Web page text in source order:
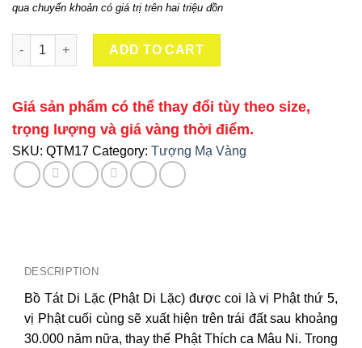
qua chuyển khoản có giá trị trên hai triệu đồn
Tượng Phật Di Lặc Mạ Vàng quantity
ADD TO CART
Giá sản phẩm có thể thay đổi tùy theo size,
trọng lượng và giá vàng thời điểm.
SKU: QTM17 Category: Tượng Mạ Vàng
DESCRIPTION
Bồ Tát Di Lặc (Phật Di Lặc) được coi là vị Phật thứ 5,
vị Phật cuối cùng sẽ xuất hiện trên trái đất sau khoảng
30.000 năm nữa, thay thế Phật Thích ca Mâu Ni. Trong